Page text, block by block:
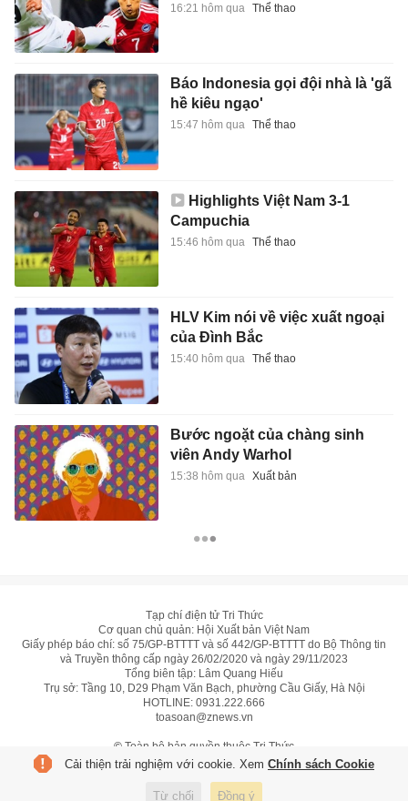
16:21 hôm qua Thể thao
Báo Indonesia gọi đội nhà là 'gã
hề kiêu ngạo'
15:47 hôm qua Thể thao
Highlights Việt Nam 3-1
Campuchia
15:46 hôm qua Thể thao
HLV Kim nói về việc xuất ngoại
của Đình Bắc
15:40 hôm qua Thể thao
Bước ngoặt của chàng sinh
viên Andy Warhol
15:38 hôm qua Xuất bản
Tạp chí điện tử Tri Thức
Cơ quan chủ quản: Hội Xuất bản Việt Nam
Giấy phép báo chí: số 75/GP-BTTTT và số 442/GP-BTTTT do Bộ Thông tin
và Truyền thông cấp ngày 26/02/2020 và ngày 29/11/2023
Tổng biên tập: Lâm Quang Hiếu
Trụ sở: Tầng 10, D29 Phạm Văn Bạch, phường Cầu Giấy, Hà Nội
HOTLINE: 0931.222.666
toasoan@znews.vn
© Toàn bộ bản quyền thuộc Tri Thức
Cải thiện trải nghiệm với cookie. Xem Chính sách Cookie
Từ chối Đồng ý